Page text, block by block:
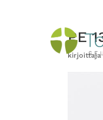
PE
kirjoittaja